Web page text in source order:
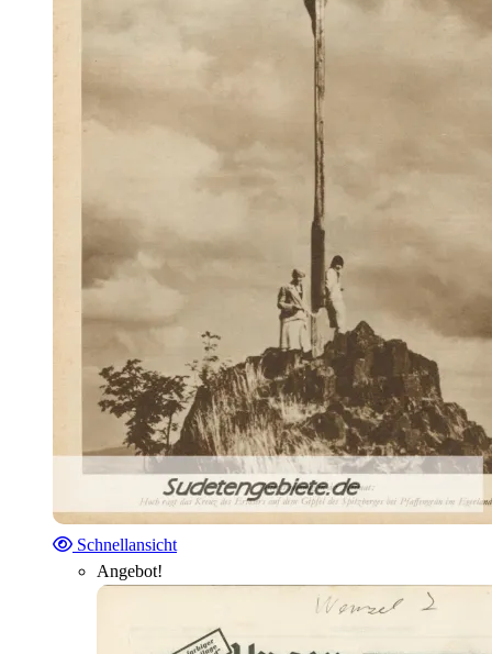
Schnellansicht
Angebot!